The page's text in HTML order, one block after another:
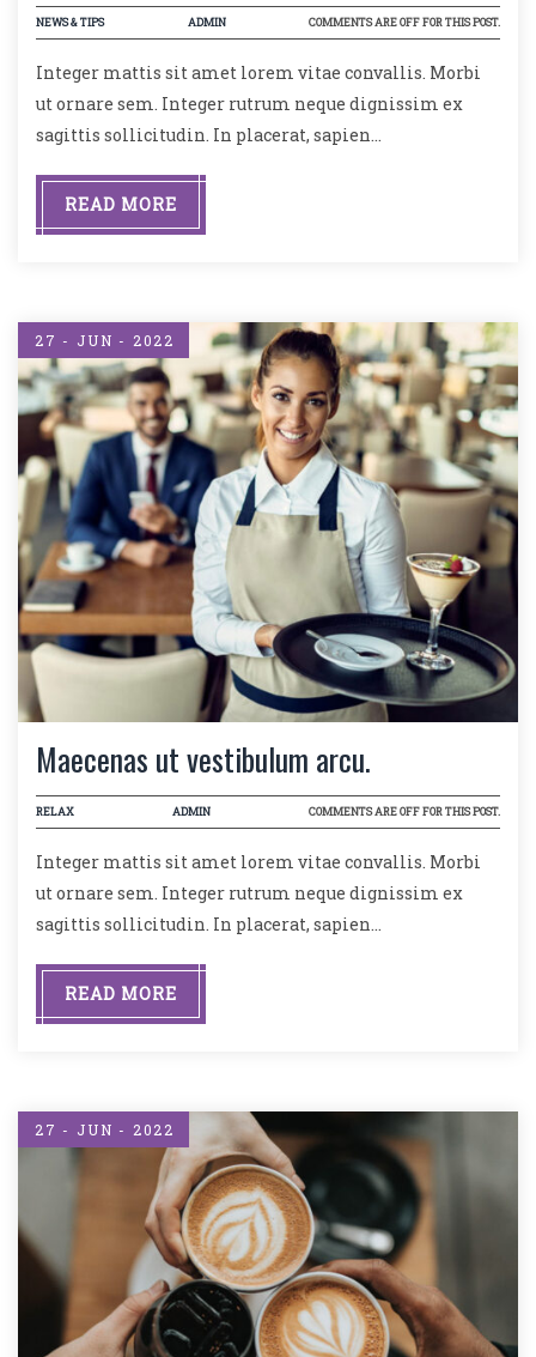
NEWS & TIPS ADMIN COMMENTS ARE OFF FOR THIS POST.
Integer mattis sit amet lorem vitae convallis. Morbi
ut ornare sem. Integer rutrum neque dignissim ex
sagittis sollicitudin. In placerat, sapien…
READ MORE
27 - JUN - 2022
Maecenas ut vestibulum arcu.
RELAX ADMIN COMMENTS ARE OFF FOR THIS POST.
Integer mattis sit amet lorem vitae convallis. Morbi
ut ornare sem. Integer rutrum neque dignissim ex
sagittis sollicitudin. In placerat, sapien…
READ MORE
27 - JUN - 2022